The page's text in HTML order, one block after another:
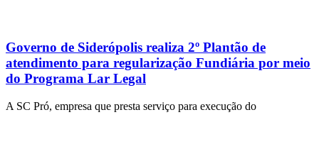
Governo de Siderópolis realiza 2º Plantão de
atendimento para regularização Fundiária por meio
do Programa Lar Legal
A SC Pró, empresa que presta serviço para execução do